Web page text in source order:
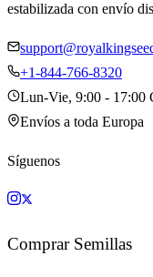
estabilizada con envío
+1-844-766-8320
Lun-Vie, 9:00 - 17:00
Envíos a toda Europa
Síguenos
Comprar Semillas